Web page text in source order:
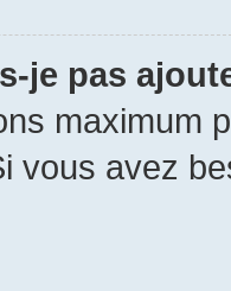
je pas
maximum
vous avez